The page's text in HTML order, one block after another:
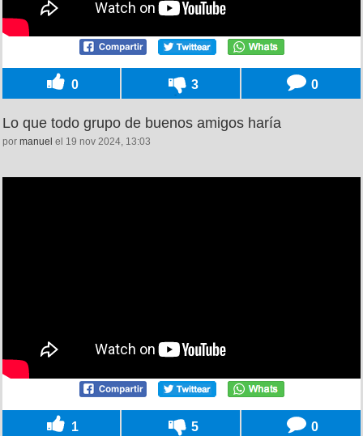
0 3 0
Lo que todo grupo de buenos amigos haría
por manuel el 19 nov 2024, 13:03
1 5 0